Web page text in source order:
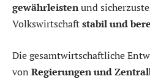
gewährleistenund
Volkswirtschaftstabil und
Die gesamtwirtschaftliche
von Regierungen und